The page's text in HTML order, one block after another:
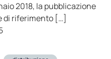
2018, la pubblicazione
di riferimento […]